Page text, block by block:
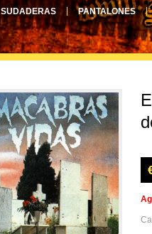
SUDADERAS PANTALONES